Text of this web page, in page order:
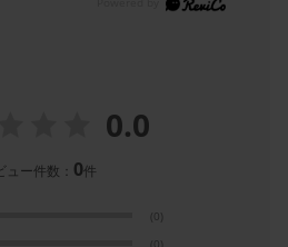
0.0
ュー件数： 0件
(0)
(0)